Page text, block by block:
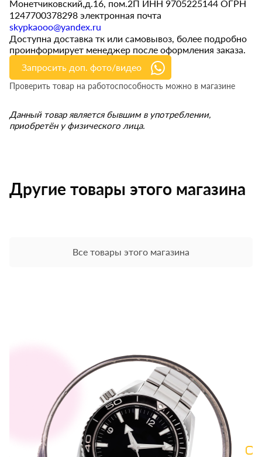
Монетчиковский,д.16, пом.2П ИНН 9705225144 ОГРН
1247700378298 электронная почта
skypkaooo@yandex.ru
Доступна доставка тк или самовывоз, более подробно
проинформирует менеджер после оформления заказа.
Запросить доп. фото/видео
Проверить товар на работоспособность можно в магазине
Данный товар является бывшим в употреблении,
приобретён у физического лица.
Другие товары этого магазина
Все товары этого магазина